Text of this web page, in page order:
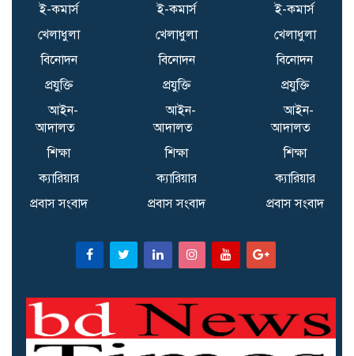
ই-কমার্স
খেলাধুলা
বিনোদন
প্রযুক্তি
আইন-
আদালত
শিক্ষা
ক্যারিয়ার
প্রবাস সংবাদ
ই-কমার্স
খেলাধুলা
বিনোদন
প্রযুক্তি
আইন-
আদালত
শিক্ষা
ক্যারিয়ার
প্রবাস সংবাদ
ই-কমার্স
খেলাধুলা
বিনোদন
প্রযুক্তি
আইন-
আদালত
শিক্ষা
ক্যারিয়ার
প্রবাস সংবাদ